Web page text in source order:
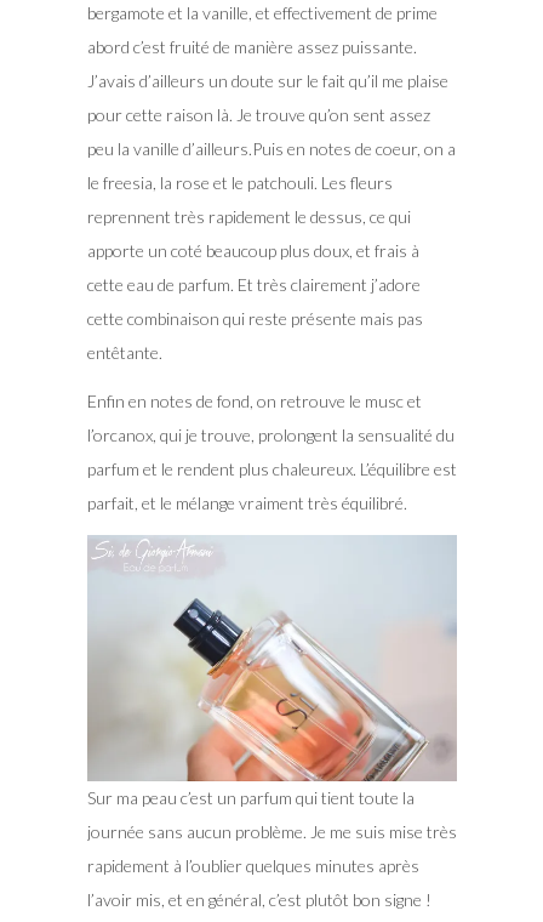
bergamote et la vanille, et effectivement de prime
abord c’est fruité de manière assez puissante.
J’avais d’ailleurs un doute sur le fait qu’il me plaise
pour cette raison là. Je trouve qu’on sent assez
peu la vanille d’ailleurs.Puis en notes de coeur, on a
le freesia, la rose et le patchouli. Les fleurs
reprennent très rapidement le dessus, ce qui
apporte un coté beaucoup plus doux, et frais à
cette eau de parfum. Et très clairement j’adore
cette combinaison qui reste présente mais pas
entêtante.
Enfin en notes de fond, on retrouve le musc et
l’orcanox, qui je trouve, prolongent la sensualité du
parfum et le rendent plus chaleureux. L’équilibre est
parfait, et le mélange vraiment très équilibré.
Sur ma peau c’est un parfum qui tient toute la
journée sans aucun problème. Je me suis mise très
rapidement à l’oublier quelques minutes après
l’avoir mis, et en général, c’est plutôt bon signe !